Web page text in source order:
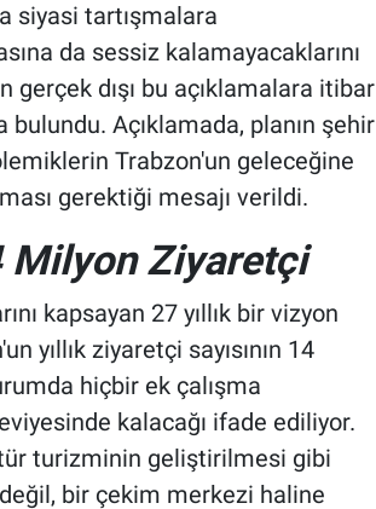
siyasi tartışmalara
da sessiz kalamayacaklarını
gerçek dışı bu açıklamalara itibar
bulundu. Açıklamada, planın şehir
Trabzon'un geleceğine
gerektiği mesajı verildi.
Milyon Ziyaretçi
kapsayan 27 yıllık bir vizyon
yıllık ziyaretçi sayısının 14
hiçbir ek çalışma
kalacağı ifade ediliyor.
turizminin geliştirilmesi gibi
bir çekim merkezi haline